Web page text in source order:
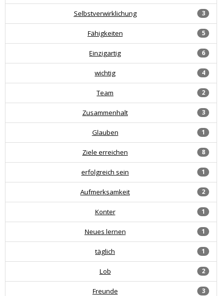
3
Selbstverwirklichung
5
Fähigkeiten
6
Einzigartig
4
wichtig
2
Team
3
Zusammenhalt
1
Glauben
8
Ziele erreichen
1
erfolgreich sein
2
Aufmerksamkeit
1
Konter
1
Neues lernen
1
täglich
2
Lob
3
Freunde